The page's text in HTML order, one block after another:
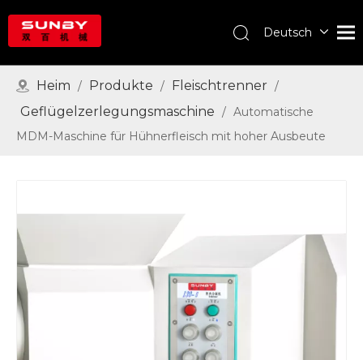
Deutsch
Heim / Produkte / Fleischtrenner /
Geflügelzerlegungsmaschine / Automatische
MDM-Maschine für Hühnerfleisch mit hoher Ausbeute